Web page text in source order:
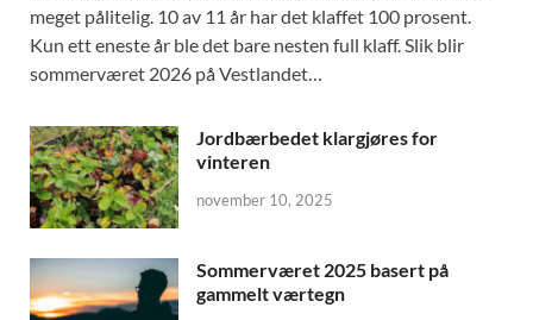
meget pålitelig. 10 av 11 år har det klaffet 100 prosent.
Kun ett eneste år ble det bare nesten full klaff. Slik blir
sommerværet 2026 på Vestlandet…
Jordbærbedet klargjøres for
vinteren
november 10, 2025
Sommerværet 2025 basert på
gammelt værtegn